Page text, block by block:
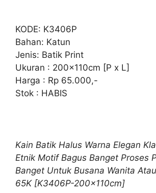
KODE: K3406P
Bahan: Katun
Jenis: Batik Print
Ukuran : 200x110cm [P x L]
Harga : Rp 65.000,-
Stok : HABIS
Kain Batik Halus Warna Elegan
Etnik Motif Bagus Banget Proses
Banget Untuk Busana Wanita
65K [K3406P-200x110cm]